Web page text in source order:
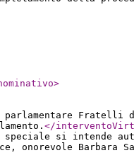
>
parlamentare
</
speciale si intende
Barbara